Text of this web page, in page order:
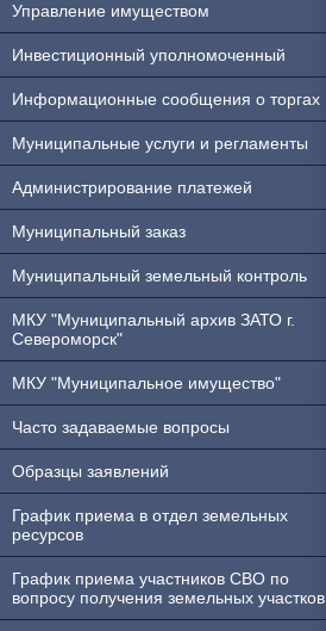
Управление имуществом
Инвестиционный уполномоченный
Информационные сообщения о торгах
Муниципальные услуги и регламенты
Администрирование платежей
Муниципальный заказ
Муниципальный земельный контроль
МКУ "Муниципальный архив ЗАТО г.
Североморск"
МКУ "Муниципальное имущество"
Часто задаваемые вопросы
Образцы заявлений
График приема в отдел земельных
ресурсов
График приема участников СВО по
вопросу получения земельных участков